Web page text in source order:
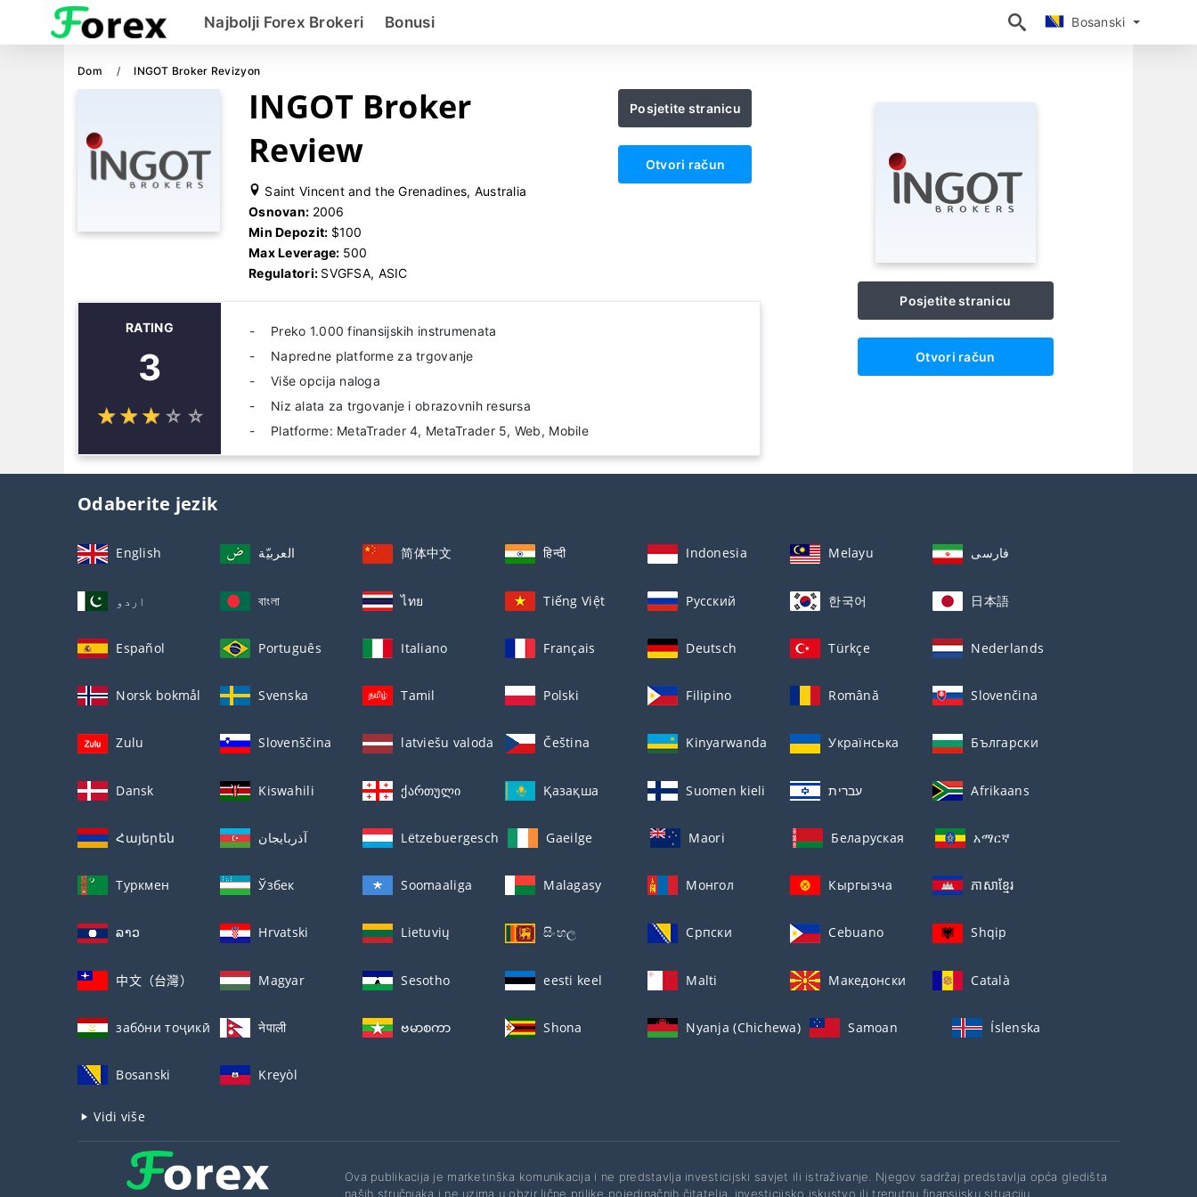
Bosanski
Najbolji Forex Brokeri Bonusi Bosanski
Dom INGOT Broker Revizyon
INGOT Broker
Review
Saint Vincent and the Grenadines, Australia
Osnovan: 2006
Min Depozit: $100
Max Leverage: 500
Regulatori: SVGFSA, ASIC
Posjetite stranicu
Otvori račun
RATING
3
☆☆☆ ☆ ☆
★★★ ★ ★
Preko 1.000 finansijskih instrumenata
Napredne platforme za trgovanje
Više opcija naloga
Niz alata za trgovanje i obrazovnih resursa
Platforme: MetaTrader 4, MetaTrader 5, Web, Mobile
Posjetite stranicu
Otvori račun
Odaberite jezik
English العربيّة 简体中文 हिन्दी Indonesia Melayu فارسی
اردو বাংলা ไทย Tiếng Việt Русский 한국어 日本語
Español Português Italiano Français Deutsch Türkçe Nederlands
Norsk bokmål Svenska Tamil Polski Filipino Română Slovenčina
Zulu Slovenščina latviešu valoda Čeština Kinyarwanda Українська Български
Dansk Kiswahili ქართული Қазақша Suomen kieli עברית Afrikaans
Հայերեն آذربايجان Lëtzebuergesch Gaeilge Maori Беларуская አማርኛ
Туркмен Ўзбек Soomaaliga Malagasy Монгол Кыргызча ភាសាខ្មែរ
ລາວ Hrvatski Lietuvių සිංහල Српски Cebuano Shqip
中文（台灣） Magyar Sesotho eesti keel Malti Македонски Català
забо́ни тоҷикӣ́ नेपाली ဗမာစကာ Shona Nyanja (Chichewa) Samoan Íslenska
Bosanski Kreyòl
Vidi više
Ova publikacija je marketinška komunikacija i ne predstavlja investicijski savjet ili istraživanje. Njegov sadržaj predstavlja opća gledišta
naših stručnjaka i ne uzima u obzir lične prilike pojedinačnih čitatelja, investicijsko iskustvo ili trenutnu finansijsku situaciju.